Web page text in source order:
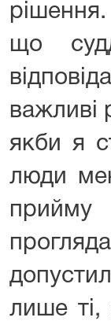
що
важливі
якби я
люди
лише ті,